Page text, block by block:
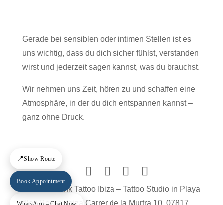
Gerade bei sensiblen oder intimen Stellen ist es
uns wichtig, dass du dich sicher fühlst, verstanden
wirst und jederzeit sagen kannst, was du brauchst.
Wir nehmen uns Zeit, hören zu und schaffen eine
Atmosphäre, in der du dich entspannen kannst –
ganz ohne Druck.
© World of Ink Tattoo Ibiza – Tattoo Studio in Playa
d’en Bossa, Ibiza Carrer de la Murtra 10, 07817
WhatsApp – Chat Now
Book Appointment
📍Show Route